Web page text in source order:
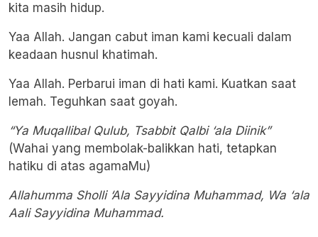
kita masih hidup.
Yaa Allah. Jangan cabut iman kami kecuali dalam
keadaan husnul khatimah.
Yaa Allah. Perbarui iman di hati kami. Kuatkan saat
lemah. Teguhkan saat goyah.
“Ya Muqallibal Qulub, Tsabbit Qalbi ‘ala Diinik”
(Wahai yang membolak-balikkan hati, tetapkan
hatiku di atas agamaMu)
Allahumma Sholli ‘Ala Sayyidina Muhammad, Wa ‘ala
Aali Sayyidina Muhammad.